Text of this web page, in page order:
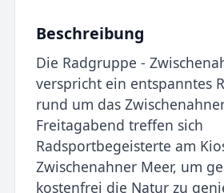
Beschreibung
Die Radgruppe -
verspricht ein entspanntes
rund um das
Freitagabend treffen sich
Radsportbegeisterte am
Zwischenahner Meer, um
kostenfrei die Natur zu